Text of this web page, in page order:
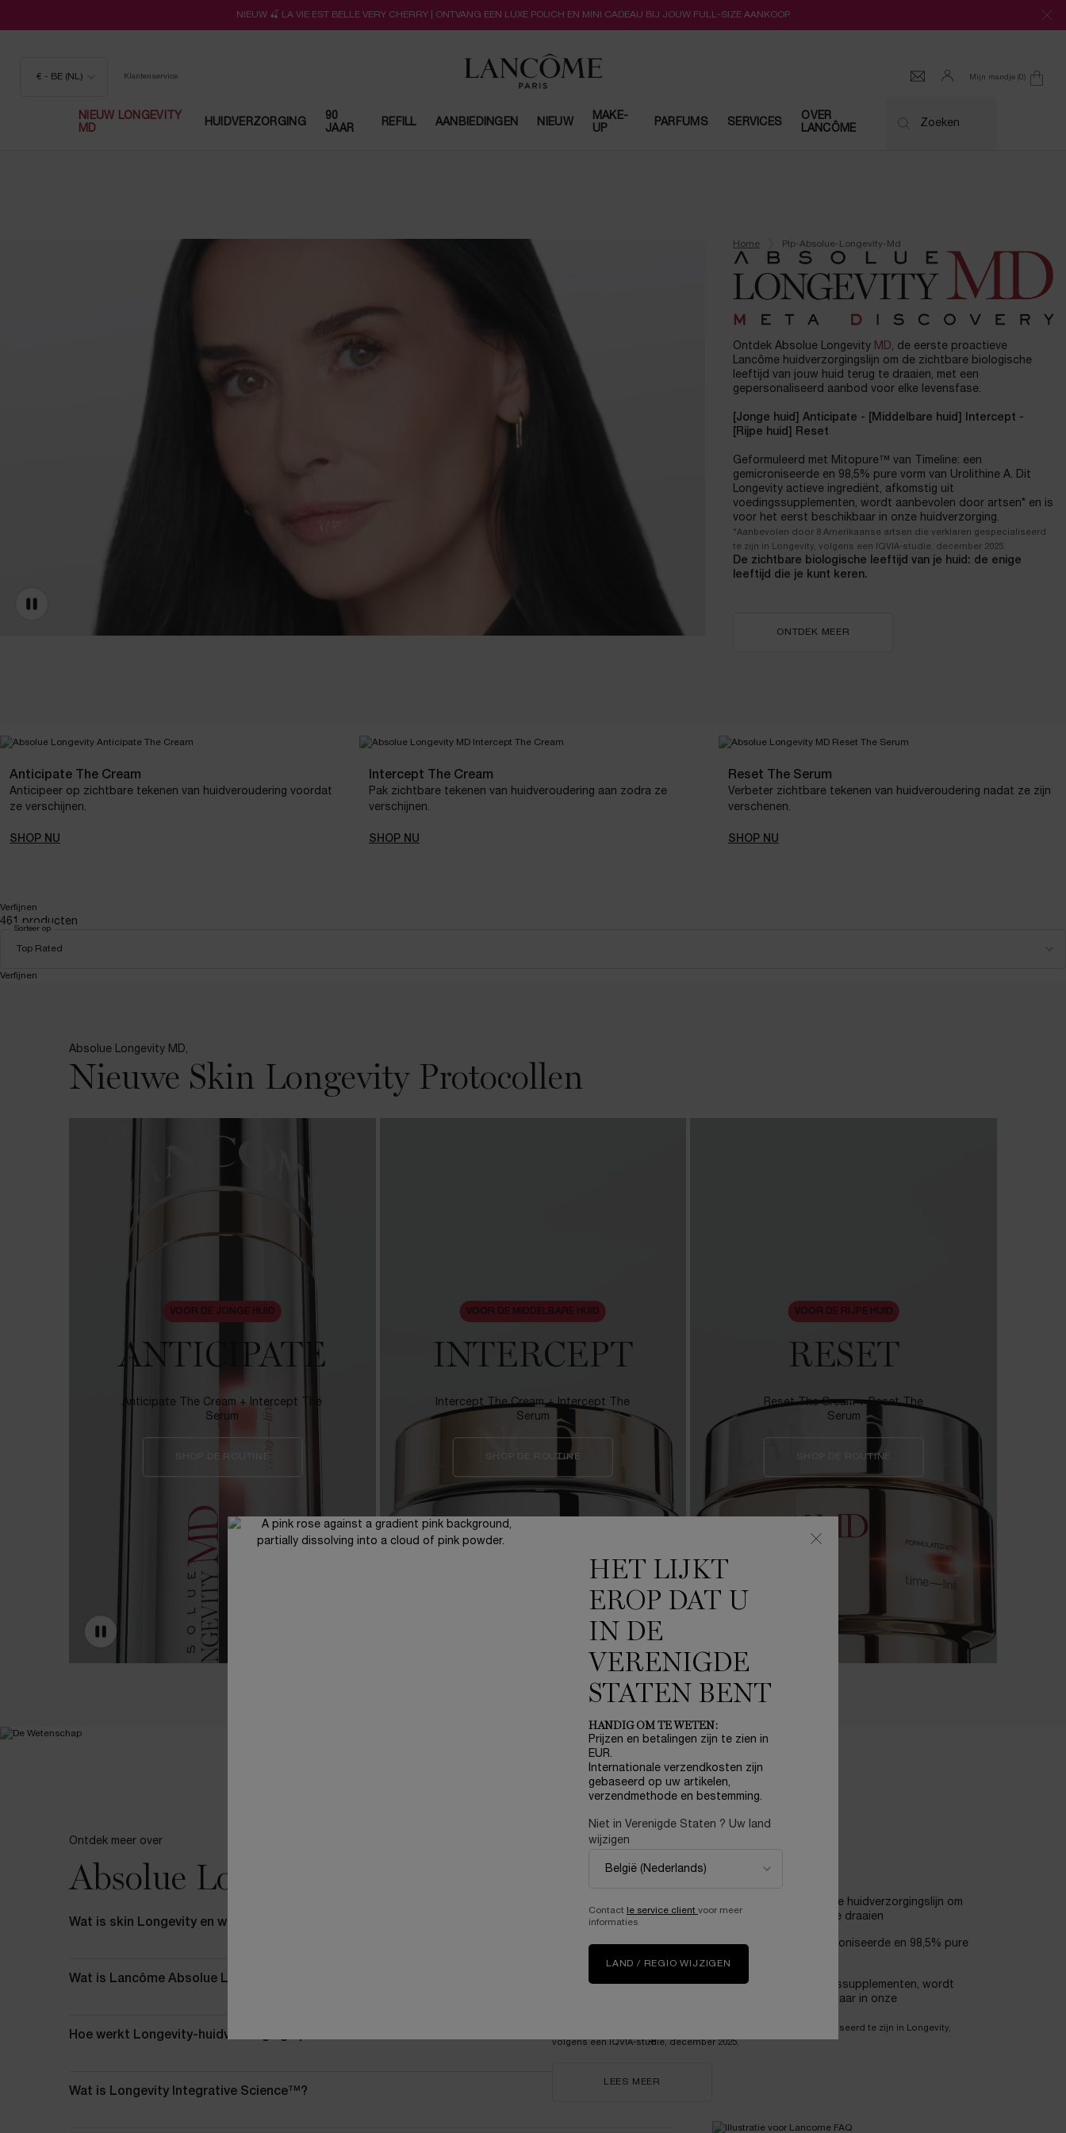
NIEUW 🍒 LA VIE EST BELLE VERY CHERRY | ONTVANG EEN LUXE POUCH EN MINI CADEAU BIJ JOUW FULL-SIZE AANKOOP
€ - BE (NL) Klantenservice Mijn mandje 0
0 product
NIEUW LONGEVITY
MD
HUIDVERZORGING
90
JAAR
REFILL AANBIEDINGEN NIEUW
MAKE-
UP
PARFUMS SERVICES
OVER
LANCÔME
Zoeken
Home Plp-Absolue-Longevity-Md
Ontdek Absolue Longevity MD
, de eerste proactieve
Lancôme huidverzorgingslijn om de zichtbare biologische
leeftijd van jouw huid terug te draaien, met een
gepersonaliseerd aanbod voor elke levensfase.
[Jonge huid] Anticipate - [Middelbare huid] Intercept -
[Rijpe huid] Reset
Geformuleerd met Mitopure™ van Timeline: een
gemicroniseerde en 98,5% pure vorm van Urolithine A. Dit
Longevity actieve ingrediënt, afkomstig uit
voedingssupplementen, wordt aanbevolen door artsen* en is
voor het eerst beschikbaar in onze huidverzorging.
*Aanbevolen door 8 Amerikaanse artsen die verklaren gespecialiseerd
te zijn in Longevity, volgens een IQVIA-studie, december 2025.
De zichtbare biologische leeftijd van je huid: de enige
leeftijd die je kunt keren.
ONTDEK MEER
Anticipate The Cream
Anticipeer op zichtbare tekenen van huidveroudering voordat
ze verschijnen.
SHOP NU
Intercept The Cream
Pak zichtbare tekenen van huidveroudering aan zodra ze
verschijnen.
SHOP NU
Reset The Serum
Verbeter zichtbare tekenen van huidveroudering nadat ze zijn
verschenen.
SHOP NU
Verfijnen
Filtermenu
461 producten
Top Rated
Sorteer op
Verfijnen
Absolue Longevity MD,
Nieuwe Skin Longevity Protocollen
VOOR DE JONGE HUID
ANTICIPATE
Anticipate The Cream + Intercept The
Serum
SHOP DE ROUTINE
VOOR DE MIDDELBARE HUID
INTERCEPT
Intercept The Cream + Intercept The
Serum
SHOP DE ROUTINE
VOOR DE RIJPE HUID
RESET
Reset The Cream + Reset The
Serum
SHOP DE ROUTINE
ACHTER
LONGEVITY
is de eerste proactieve Lancôme huidverzorgingslijn om
de zichtbare biologische leeftijd van jouw huid terug te draaien
Geformuleerd met Mitopure™ van Timeline: een gemicroniseerde en 98,5% pure
vorm van Urolithine A.
Dit Longevity actieve ingrediënt, afkomstig uit voedingssupplementen, wordt
aanbevolen door artsen* en is voor het eerst beschikbaar in onze
*Aanbevolen door 8 Amerikaanse artsen die verklaren gespecialiseerd te zijn in Longevity,
volgens een IQVIA-studie, december 2025.
LEES MEER
Ontdek meer over
Absolue Longevity
Wat is skin Longevity en waarom is het belangrijk in huidverzorging?
Wat is Lancôme Absolue Longevity MD?
Hoe werkt Longevity-huidverzorging op cellulair niveau?
Wat is Longevity Integrative Science™?
HET LIJKT
EROP DAT U
IN DE
VERENIGDE
STATEN BENT
HANDIG OM TE WETEN:
Prijzen en betalingen zijn te zien in
EUR.
Internationale verzendkosten zijn
gebaseerd op uw artikelen,
verzendmethode en bestemming.
Niet in Verenigde Staten ? Uw land
wijzigen
Contact le service client voor meer
informaties
LAND / REGIO WIJZIGEN